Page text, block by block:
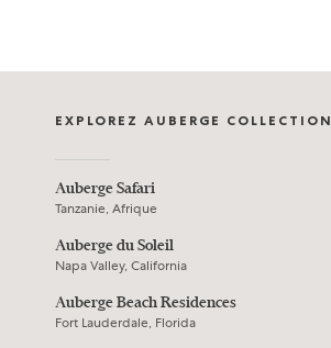
EXPLOREZ AUBERGE COLLECTION
Auberge Safari
Tanzanie, Afrique
Auberge du Soleil
Napa Valley, California
Auberge Beach Residences
Fort Lauderdale, Florida